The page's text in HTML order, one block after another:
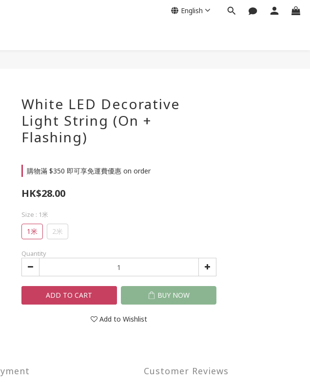
English
White LED Decorative
Light String (On +
Flashing)
購物滿 $350 即可享免運費優惠 on order
HK$28.00
Size : 1米
1米 2米
Quantity
ADD TO CART BUY NOW
Add to Wishlist
Customer Reviews